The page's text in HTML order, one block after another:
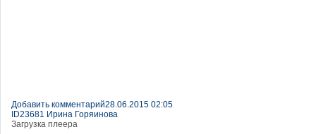
Добавить комментарий28.06.2015 02:05
ID23681 Ирина Горяинова
Загрузка плеера